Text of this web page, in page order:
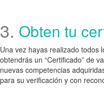
3. Obten tu
Una vez hayas realizado todos
obtendrás un “Certificado” de
nuevas competencias
para su verificación y con